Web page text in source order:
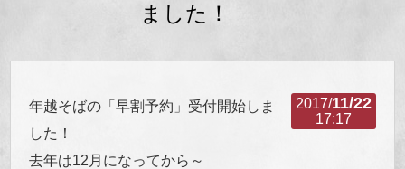
ました！
2017/11/22
17:17
年越そばの「早割予約」受付開始しま
した！
去年は12月になってから～